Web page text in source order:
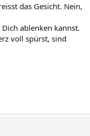
das Gesicht. Nein,
ablenken kannst.
voll spürst, sind